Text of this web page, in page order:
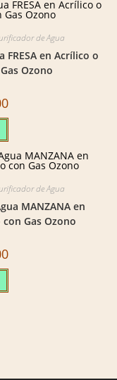
de Agua
en Acrílico o
Ozono
Current
is:
de Agua
MANZANA en
Gas Ozono
Current
is: